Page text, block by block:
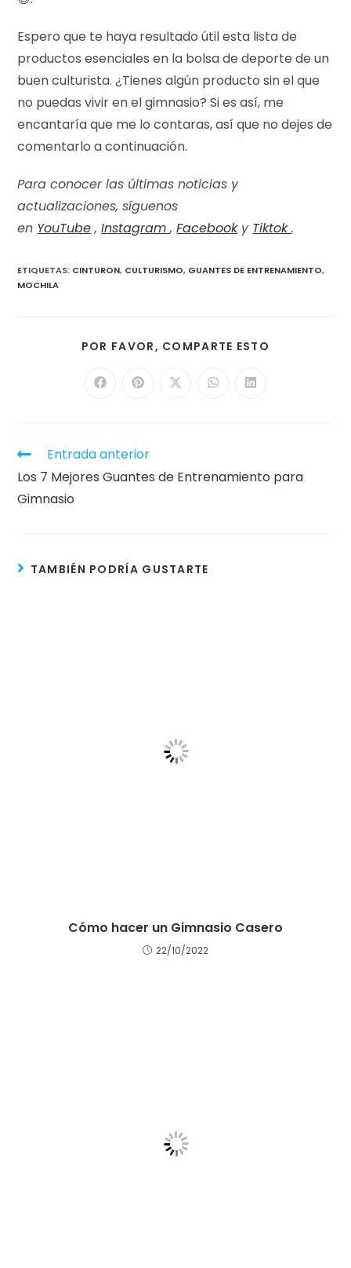
Espero que te haya resultado útil esta lista de
productos esenciales en la bolsa de deporte de un
buen culturista. ¿Tienes algún producto sin el que
no puedas vivir en el gimnasio? Si es así, me
encantaría que me lo contaras, así que no dejes de
comentarlo a continuación.
Para conocer las últimas noticias y
actualizaciones, síguenos
en YouTube,Instagram,Facebooky Tiktok.
ETIQUETAS: CINTURON, CULTURISMO, GUANTES DE ENTRENAMIENTO,
MOCHILA
POR FAVOR, COMPARTE ESTO
Entrada anterior
Los 7 Mejores Guantes de Entrenamiento para
Gimnasio
TAMBIÉN PODRÍA GUSTARTE
Cómo hacer un Gimnasio Casero
22/10/2022